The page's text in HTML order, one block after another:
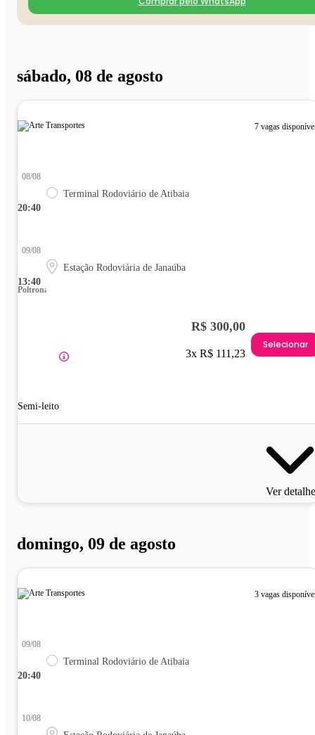
sábado, 08 de agosto
7 vagas
20:40
08/08
Terminal Rodoviário de Atibaia
13:40
09/08
Estação Rodoviária de Janaúba
Poltrona
Semi-leito
R$ 300,00
3x R$ 111,23
Selecionar
Ver
domingo, 09 de agosto
3 vagas
20:40
09/08
Terminal Rodoviário de Atibaia
10/08